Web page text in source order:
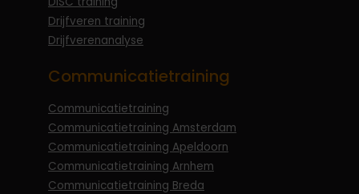
Drijfveren training
Drijfverenanalyse
Communicatietraining
Communicatietraining
Communicatietraining Amsterdam
Communicatietraining Apeldoorn
Communicatietraining Arnhem
Communicatietraining Breda